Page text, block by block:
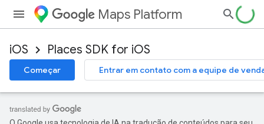
Maps Platform
iOS Places SDK for iOS
Começar Entrar em contato com a equipe de